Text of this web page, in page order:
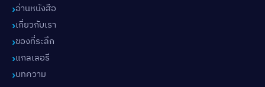
อ่านหนังสือ
เกี่ยวกับเรา
ของที่ระลึก
แกลเลอรี
บทความ